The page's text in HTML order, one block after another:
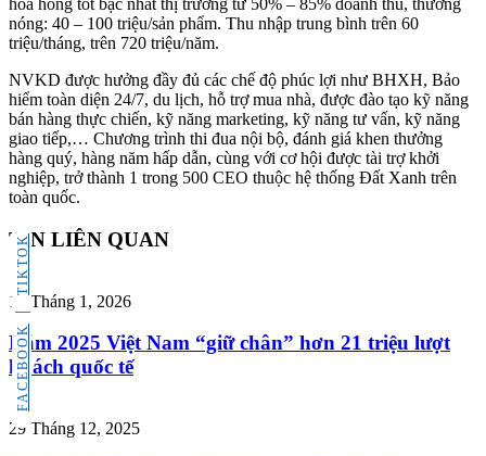
FACEBOOK
TIKTOK
hoa hồng tốt bậc nhất thị trường từ 50% – 85% doanh thu, thưởng
nóng: 40 – 100 triệu/sản phẩm. Thu nhập trung bình trên 60
triệu/tháng, trên 720 triệu/năm.
NVKD được hưởng đầy đủ các chế độ phúc lợi như BHXH, Bảo
hiểm toàn diện 24/7, du lịch, hỗ trợ mua nhà, được đào tạo kỹ năng
bán hàng thực chiến, kỹ năng marketing, kỹ năng tư vấn, kỹ năng
giao tiếp,… Chương trình thi đua nội bộ, đánh giá khen thưởng
hàng quý, hàng năm hấp dẫn, cùng với cơ hội được tài trợ khởi
nghiệp, trở thành 1 trong 500 CEO thuộc hệ thống Đất Xanh trên
toàn quốc.
TIN LIÊN QUAN
15 Tháng 1, 2026
Năm 2025 Việt Nam “giữ chân” hơn 21 triệu lượt
khách quốc tế
29 Tháng 12, 2025